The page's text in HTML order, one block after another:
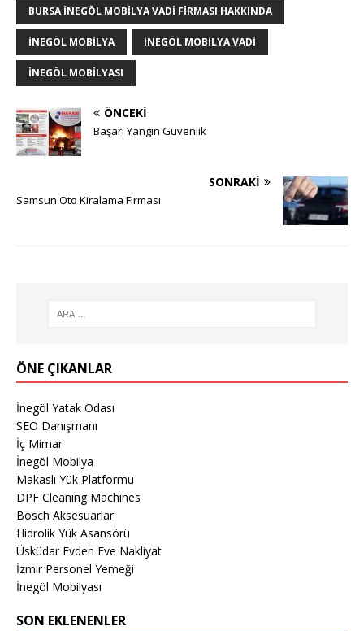
BURSA İNEGÖL MOBILYA VADI FIRMASI HAKKINDA
INEGÖL MOBILYA İNEGÖL MOBILYA VADI
INEGÖL MOBILYASI
ÖNCEKI
Başarı Yangın Güvenlik
SONRAKI
Samsun Oto Kiralama Firması
ÖNE ÇIKANLAR
İnegöl Yatak Odası
SEO Danışmanı
İç Mimar
İnegöl Mobilya
Makaslı Yük Platformu
DPF Cleaning Machines
Bosch Aksesuarlar
Hidrolik Yük Asansörü
Üsküdar Evden Eve Nakliyat
İzmir Personel Yemeği
İnegöl Mobilyası
SON EKLENENLER